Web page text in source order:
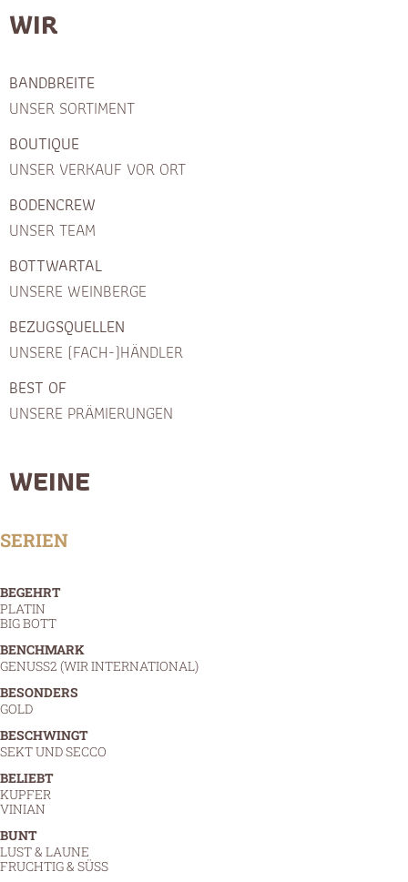
WIR
BANDBREITE
UNSER SORTIMENT
BOUTIQUE
UNSER VERKAUF VOR ORT
BODENCREW
UNSER TEAM
BOTTWARTAL
UNSERE WEINBERGE
BEZUGSQUELLEN
UNSERE (FACH-)HÄNDLER
BEST OF
UNSERE PRÄMIERUNGEN
WEINE
SERIEN
BEGEHRT
PLATIN
BIG BOTT
BENCHMARK
GENUSS2 (WIR INTERNATIONAL)
BESONDERS
GOLD
BESCHWINGT
SEKT UND SECCO
BELIEBT
KUPFER
VINIAN
BUNT
LUST & LAUNE
FRUCHTIG & SÜSS